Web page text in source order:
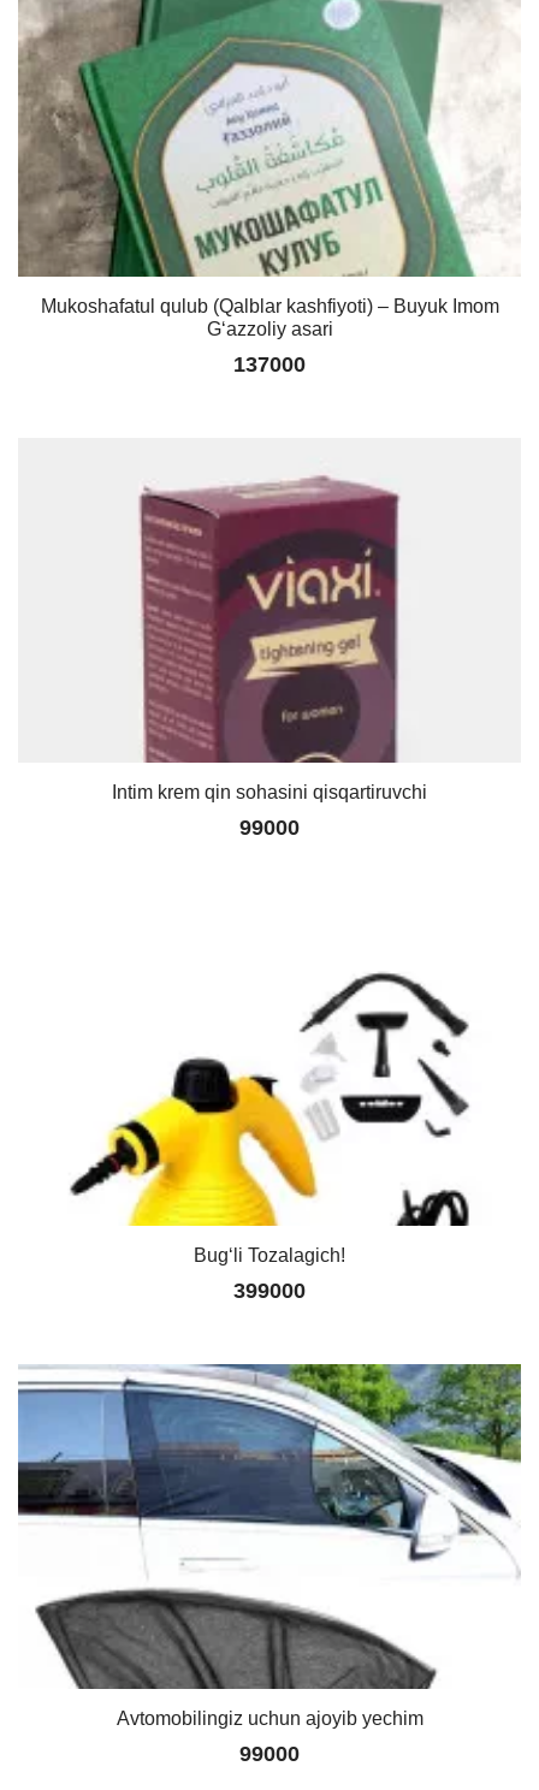
Mukoshafatul qulub (Qalblar kashfiyoti) – Buyuk Imom
Gʻazzoliy asari
137000
Intim krem qin sohasini qisqartiruvchi
99000
Bug‘li Tozalagich!
399000
Avtomobilingiz uchun ajoyib yechim
99000